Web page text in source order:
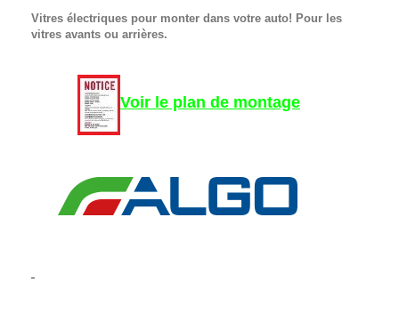
Vitres électriques pour monter dans votre auto! Pour les
vitres avants ou arrières.
Voir le plan de montage